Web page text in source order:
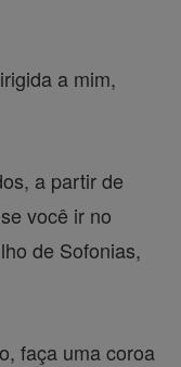
a mim,
a partir de
você ir no
de Sofonias,
faça uma coroa